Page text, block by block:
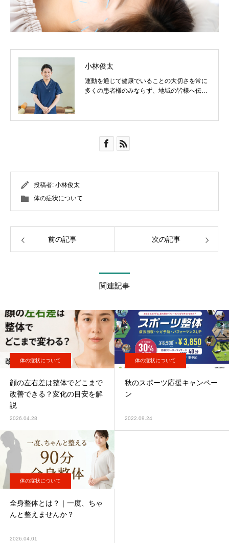
小林俊太
運動を通じて健康でいることの大切さを常に
多くの患者様のみならず、地域の皆様へ伝え
投稿者: 小林俊太
体の症状について
前の記事 次の記事
関連記事
体の症状について
顔の左右差は整体でどこまで
改善できる？変化の目安を解
説
2026.04.28
体の症状について
秋のスポーツ応援キャンペー
ン
2022.09.24
体の症状について
全身整体とは？｜一度、ちゃ
んと整えませんか？
2026.04.01